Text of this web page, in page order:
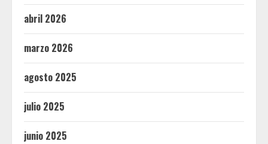
abril 2026
marzo 2026
agosto 2025
julio 2025
junio 2025